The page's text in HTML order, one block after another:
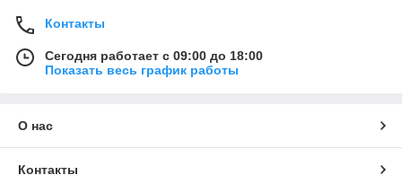
Контакты
Сегодня работает с 09:00 до 18:00
Показать весь график работы
О нас
Контакты